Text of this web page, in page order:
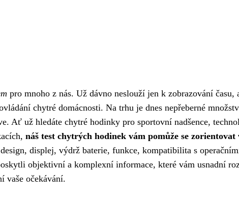
pro mnoho z nás. Už dávno neslouží jen k zobrazování času,
chytré domácnosti. Na trhu je dnes nepřeberné
Ať už hledáte chytré hodinky pro sportovní nadšence,
náš test chytrých hodinek vám pomůže se
displej, výdrž baterie, funkce, kompatibilita s
objektivní a komplexní informace, které vám usnadní
vaše očekávání.